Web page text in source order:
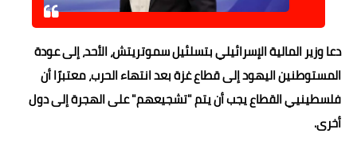
حوادث وقضايا
خدمات
الصحه والجمال
دعا وزير المالية الإسرائيلي بتسلئيل سموتريتش، الأحد، إلى عودة
المستوطنين اليهود إلى قطاع غزة بعد انتهاء الحرب، معتبرًا أن
فلسطينيي القطاع يجب أن يتم "تشجيعهم" على الهجرة إلى دول
أخرى.